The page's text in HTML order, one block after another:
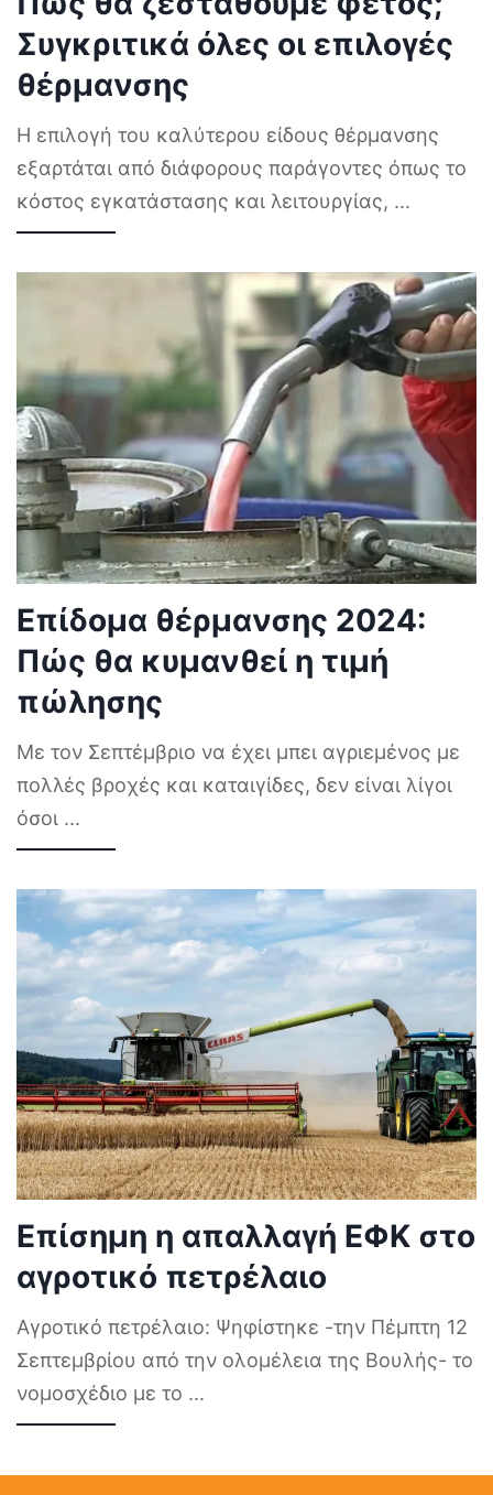
Συγκριτικά όλες οι επιλογές
θέρμανσης
Η επιλογή του καλύτερου είδους θέρμανσης
εξαρτάται από διάφορους παράγοντες όπως το
κόστος εγκατάστασης και λειτουργίας, ...
Επίδομα θέρμανσης 2024:
Πώς θα κυμανθεί η τιμή
πώλησης
Με τον Σεπτέμβριο να έχει μπει αγριεμένος με
πολλές βροχές και καταιγίδες, δεν είναι λίγοι
όσοι ...
Επίσημη η απαλλαγή ΕΦΚ στο
αγροτικό πετρέλαιο
Αγροτικό πετρέλαιο: Ψηφίστηκε -την Πέμπτη 12
Σεπτεμβρίου από την ολομέλεια της Βουλής- το
νομοσχέδιο με το ...